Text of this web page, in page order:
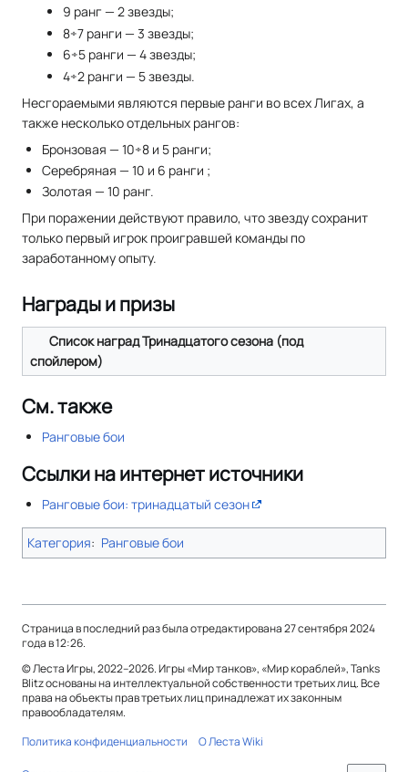
9 ранг — 2 звезды;
8÷7 ранги — 3 звезды;
6÷5 ранги — 4 звезды;
4÷2 ранги — 5 звезды.
Несгораемыми являются первые ранги во всех Лигах, а
также несколько отдельных рангов:
Бронзовая — 10÷8 и 5 ранги;
Серебряная — 10 и 6 ранги ;
Золотая — 10 ранг.
При поражении действуют правило, что звезду сохранит
только первый игрок проигравшей команды по
заработанному опыту.
Награды и призы
Список наград Тринадцатого сезона (под
спойлером)
См. также
Ранговые бои
Ссылки на интернет источники
Ранговые бои: тринадцатый сезон
Категория: Ранговые бои
Страница в последний раз была отредактирована 27 сентября 2024
года в 12:26.
© Леста Игры, 2022–2026. Игры «Мир танков», «Мир кораблей», Tanks
Blitz основаны на интеллектуальной собственности третьих лиц. Все
права на объекты прав третьих лиц принадлежат их законным
правообладателям.
Политика конфиденциальности
О Леста Wiki